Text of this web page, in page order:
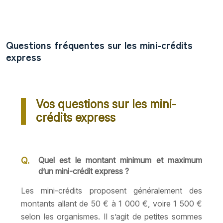
Questions fréquentes sur les mini-crédits
express
Vos questions sur les mini-
crédits express
Quel est le montant minimum et maximum
d’un mini-crédit express ?
Les mini-crédits proposent généralement des
montants allant de 50 € à 1 000 €, voire 1 500 €
selon les organismes. Il s’agit de petites sommes